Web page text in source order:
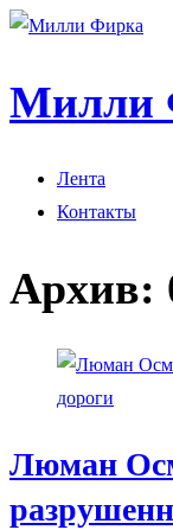
Милли
Лента
Контакты
Архив:
Люман